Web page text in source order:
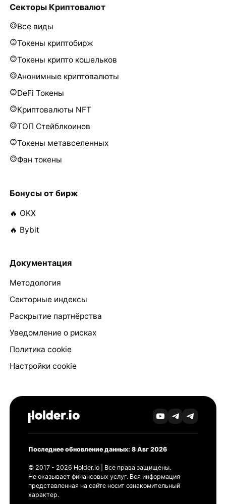
Секторы Криптовалют
Все виды
Токены криптобирж
Токены крипто кошельков
Анонимные криптовалюты
DeFi Токены
Криптовалюты NFT
ТОП Стейблкоинов
Токены метавселенных
Фан токены
Бонусы от бирж
🔥 OKX
🔥 Bybit
Документация
Методология
Секторные индексы
Раскрытие партнёрства
Уведомление о рисках
Политика cookie
Настройки cookie
Последнее обновление данных: 8 Авг 2026
© 2017 - 2026 Holder.io | Все права защищены.
Не оказывает финансовых услуг. Вся информация
представленная на сайте носит ознакомительный
характер.